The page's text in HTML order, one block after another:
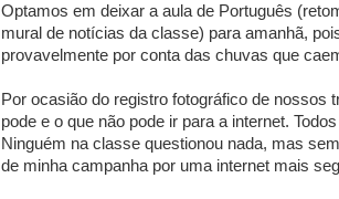
Optamos em deixar a aula de Português
mural de notícias da classe) para amanhã,
provavelmente por conta das chuvas que
Por ocasião do registro fotográfico de nossos
pode e o que não pode ir para a internet.
Ninguém na classe questionou nada, mas
de minha campanha por uma internet mais